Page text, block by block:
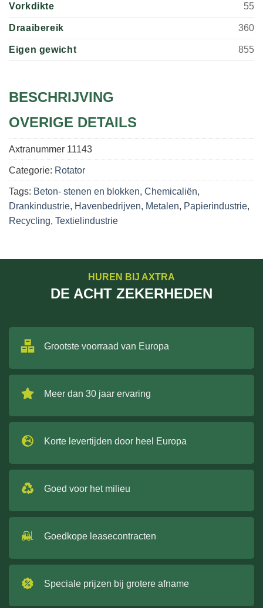
Vorkdikte 55
Draaibereik 360
Eigen gewicht 855
BESCHRIJVING
OVERIGE DETAILS
Axtranummer 11143
Categorie: Rotator
Tags: Beton- stenen en blokken, Chemicaliën,
Drankindustrie, Havenbedrijven, Metalen, Papierindustrie,
Recycling, Textielindustrie
HUREN BIJ AXTRA
DE ACHT ZEKERHEDEN
Grootste voorraad van Europa
Meer dan 30 jaar ervaring
Korte levertijden door heel Europa
Goed voor het milieu
Goedkope leasecontracten
Speciale prijzen bij grotere afname